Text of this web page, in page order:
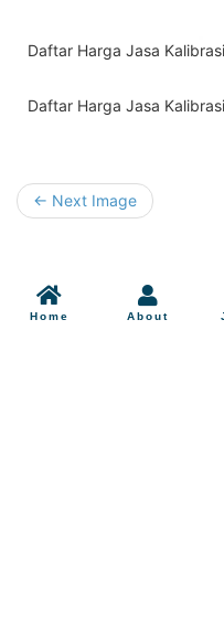
Daftar Harga Jasa
Daftar Harga Jasa
← Next Image
Home About